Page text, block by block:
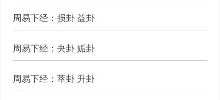
周易下经：损卦 益卦
周易下经：夬卦 姤卦
周易下经：萃卦 升卦